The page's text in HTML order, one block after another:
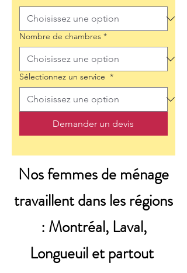
Nombre de chambres *
Sélectionnez un service *
Demander un devis
Nos femmes de ménage
travaillent dans les régions
: Montréal, Laval,
Longueuil et partout